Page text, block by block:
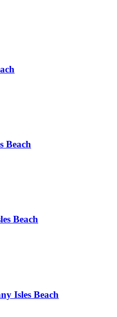
Beach
Beach
Isles Beach